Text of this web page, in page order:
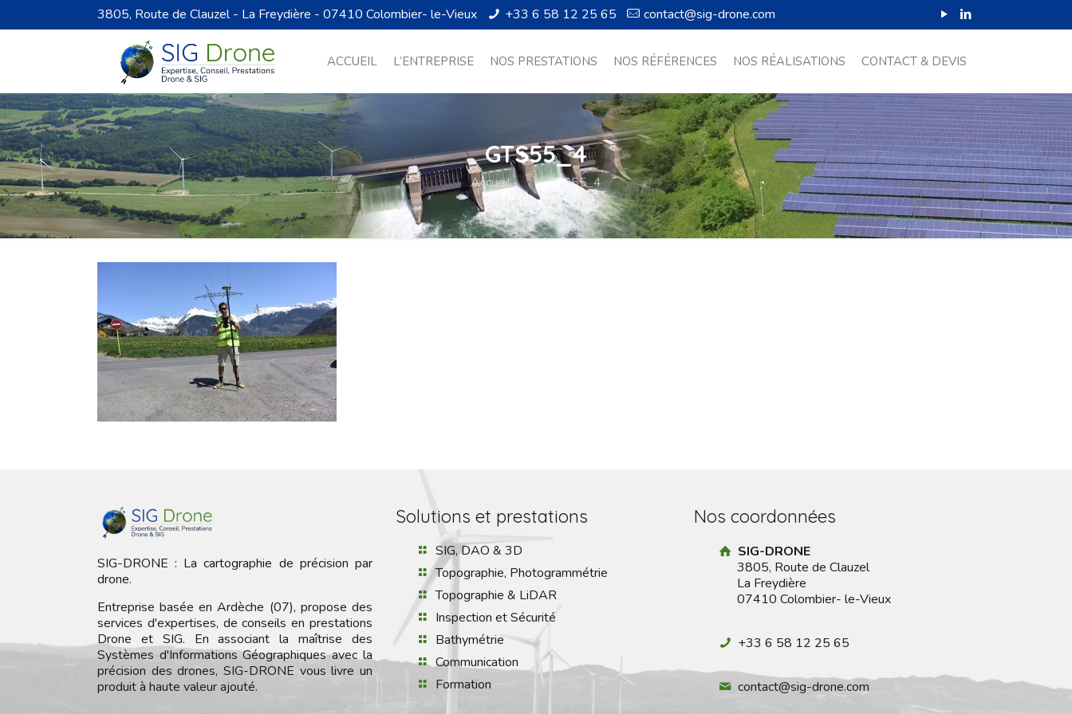
3805, Route de Clauzel - La Freydière - 07410 Colombier- le-Vieux +33 6 58 12 25 65 contact@sig-drone.com
ACCUEIL L’ENTREPRISE NOS PRESTATIONS NOS RÉFÉRENCES NOS RÉALISATIONS CONTACT & DEVIS
GTS55_4
Accueil GTS55_4
SIG-DRONE : La cartographie de précision par
drone.
Entreprise basée en Ardèche (07), propose des
services d'expertises, de conseils en prestations
Drone et SIG. En associant la maîtrise des
Systèmes d'Informations Géographiques avec la
précision des drones, SIG-DRONE vous livre un
produit à haute valeur ajouté.
Solutions et prestations
SIG, DAO & 3D
Topographie, Photogrammétrie
Topographie & LiDAR
Inspection et Sécurité
Bathymétrie
Communication
Formation
Nos coordonnées
SIG-DRONE
3805, Route de Clauzel
La Freydière
07410 Colombier- le-Vieux
+33 6 58 12 25 65
contact@sig-drone.com